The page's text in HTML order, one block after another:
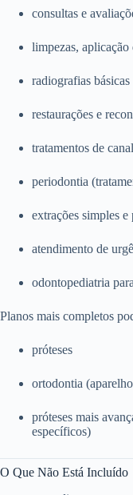
consultas e
limpezas,
radiografias básicas
restaurações e
tratamentos de canal
periodontia
extrações simples
atendimento de
odontopediatria
Planos mais completos
próteses
ortodontia
próteses mais
específicos)
O Que Não Está Incluído